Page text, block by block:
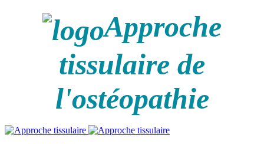
Approche
tissulaire de
l'ostéopathie